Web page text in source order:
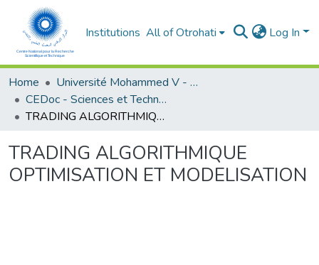
Institutions All of Otrohati Log In
Home
Université Mohammed V - Rabat
CEDoc - Sciences et Techniques pour l’ingénieur
TRADING ALGORITHMIQUE OPTIMISATION ET MODELISATION
TRADING ALGORITHMIQUE
OPTIMISATION ET MODELISATION